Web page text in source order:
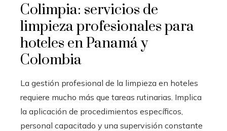
Colimpia: servicios de
limpieza profesionales para
hoteles en Panamá y
Colombia
La gestión profesional de la limpieza en hoteles
requiere mucho más que tareas rutinarias. Implica
la aplicación de procedimientos específicos,
personal capacitado y una supervisión constante